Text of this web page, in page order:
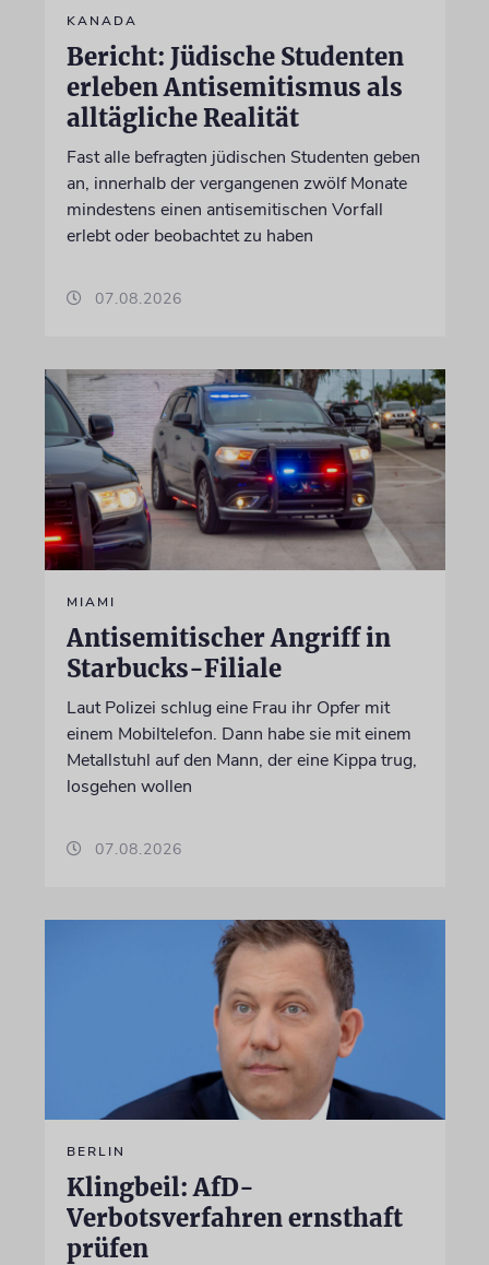
KANADA
Bericht: Jüdische Studenten
erleben Antisemitismus als
alltägliche Realität
Fast alle befragten jüdischen Studenten geben
an, innerhalb der vergangenen zwölf Monate
mindestens einen antisemitischen Vorfall
erlebt oder beobachtet zu haben
07.08.2026
MIAMI
Antisemitischer Angriff in
Starbucks-Filiale
Laut Polizei schlug eine Frau ihr Opfer mit
einem Mobiltelefon. Dann habe sie mit einem
Metallstuhl auf den Mann, der eine Kippa trug,
losgehen wollen
07.08.2026
BERLIN
Klingbeil: AfD-
Verbotsverfahren ernsthaft
prüfen